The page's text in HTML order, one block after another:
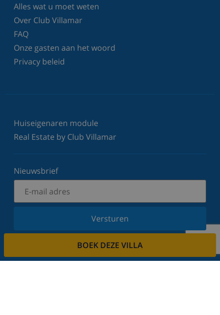
BOEK DEZE VILLA
Alles wat u moet weten
Over Club Villamar
FAQ
Onze gasten aan het woord
Privacy beleid
Huiseigenaren module
Real Estate by Club Villamar
Nieuwsbrief
Versturen
Schrijf u in voor onze nieuwsbrief en blijf op de
Wij respecteren uw privacy.